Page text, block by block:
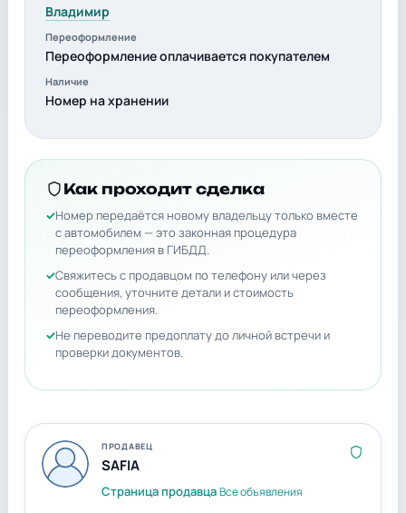
Владимир
Переоформление
Переоформление оплачивается покупателем
Наличие
Номер на хранении
Как проходит сделка
Номер передаётся новому владельцу только вместе
с автомобилем — это законная процедура
переоформления в ГИБДД.
Свяжитесь с продавцом по телефону или через
сообщения, уточните детали и стоимость
переоформления.
Не переводите предоплату до личной встречи и
проверки документов.
ПРОДАВЕЦ
SAFIA
Страница продавцаВсе объявления